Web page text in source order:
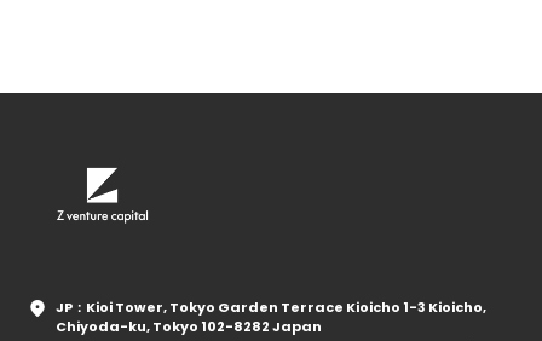
JP：Kioi Tower, Tokyo Garden Terrace Kioicho 1-3 Kioicho,
Chiyoda-ku, Tokyo 102-8282 Japan